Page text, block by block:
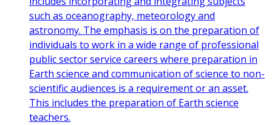
such as oceanography, meteorology and
astronomy. The emphasis is on the preparation of
individuals to work in a wide range of professional
public sector service careers where preparation in
Earth science and communication of science to non-
scientific audiences is a requirement or an asset.
This includes the preparation of Earth science
teachers.